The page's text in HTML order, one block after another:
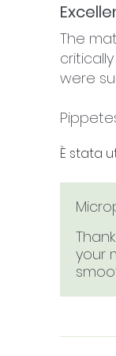
The
were
spectra.
È stata
your